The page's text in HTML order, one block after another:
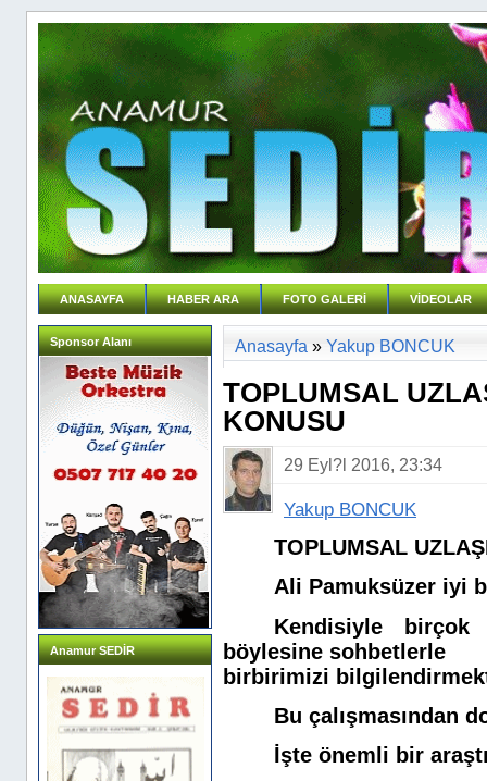
ANASAYFA HABER ARA FOTO GALERİ VİDEOLAR
Sponsor Alanı
Anamur SEDİR
Anasayfa » Yakup BONCUK
TOPLUMSAL
KONUSU
29 Eyl?l 2016, 23:34
Yakup BONCUK
TOPLUMSAL
Ali Pamuksüzer iyi
Kendisiyle birçok
böylesine sohbetlerle
birbirimizi
Bu çalışmasından
İşte önemli bir